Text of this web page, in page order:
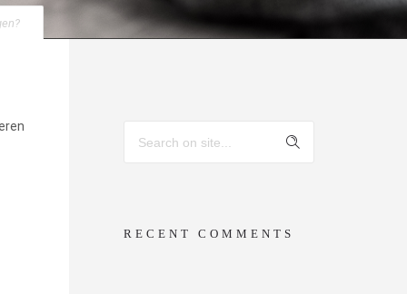
RECENT COMMENTS